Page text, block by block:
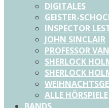
DIGITALES
GEISTER-
INSPECTOR
JOHN SINCLAIR
PROFESSOR
SHERLOCK
SHERLOCK
ALLE HÖRSPIELE